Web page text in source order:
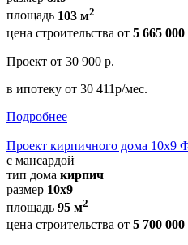
площадь 103 м2
цена строительства от 5 665 000
Проект от 30 900 р.
в ипотеку от 30 411р/мес.
Подробнее
Проект кирпичного дома 10х9
с мансардой
тип дома кирпич
размер 10х9
площадь 95 м2
цена строительства от 5 700 000